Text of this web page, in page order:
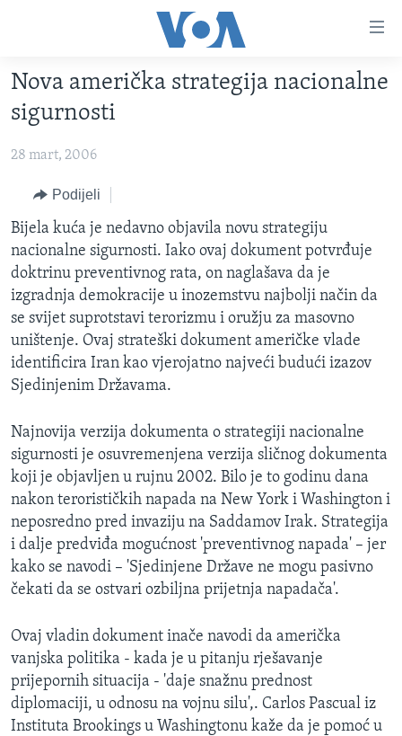
glavni
sadržaj
Pređi
na
navigaciju
Idi
na
pretragu
VIDEO
FOTOGRAFIJE DANA
VIJESTI
SJEDINJENE AMERIČKE DRŽAVE
BOSNA I HERCEGOVINA
SVIJET
NAUKA I TEHNOLOGIJA
SPECIJALNI PROJEKTI
KORUPCIJA
SLOBODA MEDIJA
ŽENSKA STRANA
IZBJEGLIČKA STRANA
O GLASU AMERIKE
Learning English
PRATITE NAS
Jezici
Nova američka strategija nacionalne
sigurnosti
28 mart, 2006
Podijeli
Bijela kuća je nedavno objavila novu strategiju
nacionalne sigurnosti. Iako ovaj dokument potvrđuje
doktrinu preventivnog rata, on naglašava da je
izgradnja demokracije u inozemstvu najbolji način da
se svijet suprotstavi terorizmu i oružju za masovno
uništenje. Ovaj strateški dokument američke vlade
identificira Iran kao vjerojatno najveći budući izazov
Sjedinjenim Državama.
Najnovija verzija dokumenta o strategiji nacionalne
sigurnosti je osuvremenjena verzija sličnog dokumenta
koji je objavljen u rujnu 2002. Bilo je to godinu dana
nakon terorističkih napada na New York i Washington i
neposredno pred invaziju na Saddamov Irak. Strategija
i dalje predviđa mogućnost 'preventivnog napada' – jer
kako se navodi – 'Sjedinjene Države ne mogu pasivno
čekati da se ostvari ozbiljna prijetnja napadača'.
Ovaj vladin dokument inače navodi da američka
vanjska politika - kada je u pitanju rješavanje
prijepornih situacija - 'daje snažnu prednost
diplomaciji, u odnosu na vojnu silu',. Carlos Pascual iz
Instituta Brookings u Washingtonu kaže da je pomoć u